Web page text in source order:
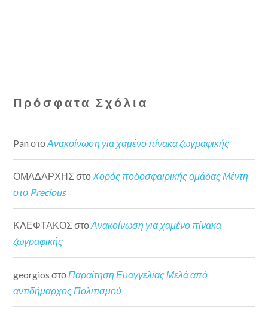
Πρόσφατα Σχόλια
Pan στοΑνακοίνωση για χαμένο πίνακα ζωγραφικής
ΟΜΑΔΑΡΧΗΣ στοΧορός ποδοσφαιρικής ομάδας Μέντη
στο Precious
ΚΛΕΦΤΑΚΟΣ στοΑνακοίνωση για χαμένο πίνακα
ζωγραφικής
georgios στο Παραίτηση Ευαγγελίας Μελά από
αντιδήμαρχος Πολιτισμού